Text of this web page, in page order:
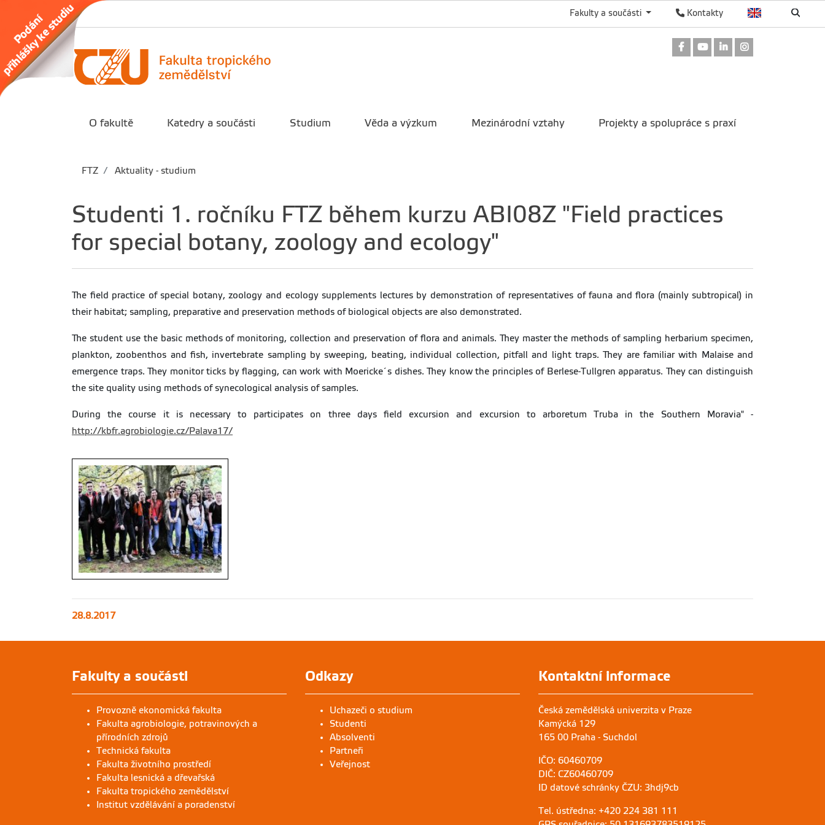
Kontakty
Fakulty a součásti
Odkaz na Facebook
Odkaz na Youtube
Odkaz na LinkedIn
O fakultě Katedry a součásti Studium Věda a výzkum Mezinárodní vztahy Projekty a spolupráce s praxí
FTZ Aktuality - studium
Studenti 1. ročníku FTZ během kurzu ABI08Z "Field practices
for special botany, zoology and ecology"
The field practice of special botany, zoology and ecology supplements lectures by demonstration of representatives of fauna and flora (mainly subtropical) in
their habitat; sampling, preparative and preservation methods of biological objects are also demonstrated.
The student use the basic methods of monitoring, collection and preservation of flora and animals. They master the methods of sampling herbarium specimen,
plankton, zoobenthos and fish, invertebrate sampling by sweeping, beating, individual collection, pitfall and light traps. They are familiar with Malaise and
emergence traps. They monitor ticks by flagging, can work with Moericke´s dishes. They know the principles of Berlese-Tullgren apparatus. They can distinguish
the site quality using methods of synecological analysis of samples.
During the course it is necessary to participates on three days field excursion and excursion to arboretum Truba in the Southern Moravia" -
http://kbfr.agrobiologie.cz/Palava17/
28.8.2017
Fakulty a součásti
Provozně ekonomická fakulta
Fakulta agrobiologie, potravinových a
přírodních zdrojů
Technická fakulta
Fakulta životního prostředí
Fakulta lesnická a dřevařská
Fakulta tropického zemědělství
Institut vzdělávání a poradenství
Odkazy
Uchazeči o studium
Studenti
Absolventi
Partneři
Veřejnost
Kontaktní informace
Česká zemědělská univerzita v Praze
Kamýcká 129
165 00 Praha - Suchdol
IČO: 60460709
DIČ: CZ60460709
ID datové schránky ČZU: 3hdj9cb
Tel. ústředna: +420 224 381 111